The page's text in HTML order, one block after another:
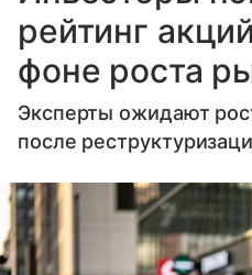
рейтинг
фоне роста
Эксперты ожидают
после